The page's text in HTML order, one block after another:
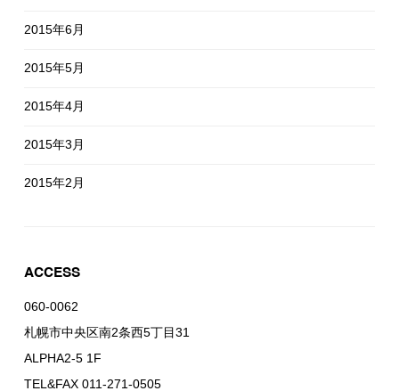
2015年6月
2015年5月
2015年4月
2015年3月
2015年2月
ACCESS
060-0062
札幌市中央区南2条西5丁目31
ALPHA2-5 1F
TEL&FAX 011-271-0505